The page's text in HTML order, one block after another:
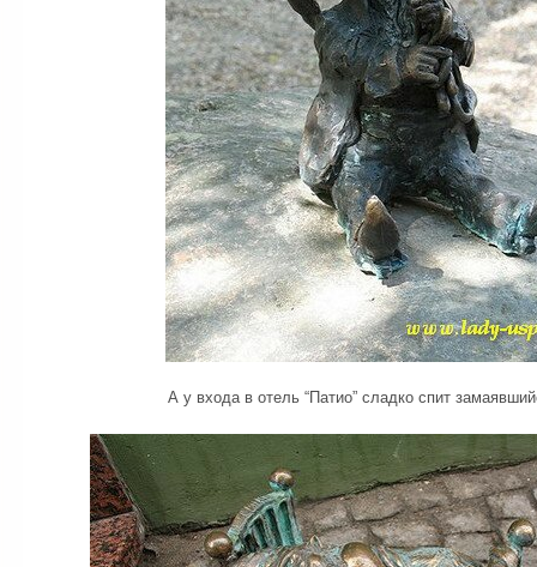
А у входа в отель “Патио” сладко спит